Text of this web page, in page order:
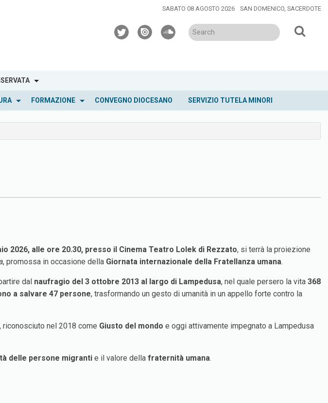
SABATO 08 AGOSTO 2026 SAN DOMENICO, SACERDOTE
twitterissuusoundcloud
FORMAZIONE CONVEGNO DIOCESANO SERVIZIO TUTELA MINORI
2026, alle ore 20.30, presso il Cinema Teatro Lolek di Rezzato, si terrà la proiezione
, promossa in occasione della Giornata internazionale della Fratellanza umana.
dal naufragio del 3 ottobre 2013 al largo di Lampedusa, nel quale persero la vita 368
a salvare 47 persone, trasformando un gesto di umanità in un appello forte contro la
riconosciuto nel 2018 come Giusto del mondo e oggi attivamente impegnato a Lampedusa
delle persone migranti e il valore della fraternità umana.